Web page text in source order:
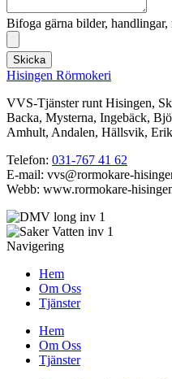
Bifoga gärna bilder,
Skicka
Hisingen Rörmokeri
VVS-Tjänster runt Hisingen,
Backa, Mysterna, Ingebäck,
Amhult, Andalen, Hällsvik,
Telefon: 031-767 41 62
E-mail: vvs@rormokare-
Webb: www.rormokare-
Navigering
Hem
Om Oss
Tjänster
Hem
Om Oss
Tjänster